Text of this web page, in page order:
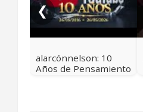
❮
alarcónnelson: 10
Años de Pensamiento